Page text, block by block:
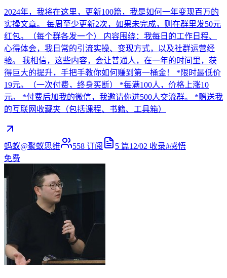
2024年，我将在这里，更新100篇，我是如何一年变现百万的
实操文章。 每周至少更新2次，如果未完成，则在群里发50元
红包。（每个群各发一个） 内容围绕：我每日的工作日程、
心得体会，我日常的引流实操、变现方式，以及社群运营经
验。 我相信，这些内容，会让普通人，在一年的时间里，获
得巨大的提升，手把手教你如何赚到第一桶金！ *限时最低价
19元。（一次付费，终身买断） *每满100人，价格上涨10
元。 *付费后加我的微信，我邀请你进500人交流群。 *赠送我
的互联网收藏夹（包括课程、书籍、工具箱）
蚂蚁@聚蚁思维 558 订阅 5 篇12/02 收录#感悟
免费